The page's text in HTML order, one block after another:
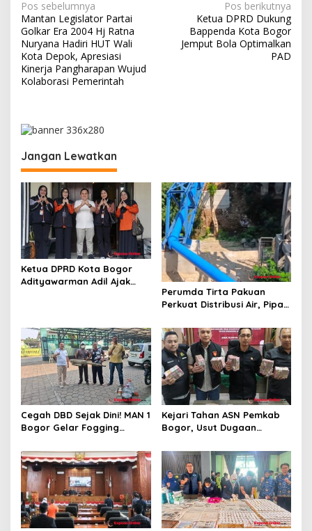
N
a
v
i
g
s
i
p
o
s
Pos sebelumnya
Mantan Legislator Partai
Golkar Era 2004 Hj Ratna
Nuryana Hadiri HUT Wali
Kota Depok, Apresiasi
Kinerja Pangharapan Wujud
Kolaborasi Pemerintah
Pos berikutnya
Ketua DPRD Dukung
Bappenda Kota Bogor
Jemput Bola Optimalkan
PAD
Jangan Lewatkan
Ketua DPRD Kota Bogor
Adityawarman Adil Ajak
Perumda Tirta Pakuan
Perkuat Distribusi Air, Pipa
Beroperasi
Cegah DBD Sejak Dini! MAN 1
Bogor Gelar Fogging
Belajar yang Aman
Kejari Tahan ASN Pemkab
Bogor, Usut Dugaan
Utara Rp93 Miliar